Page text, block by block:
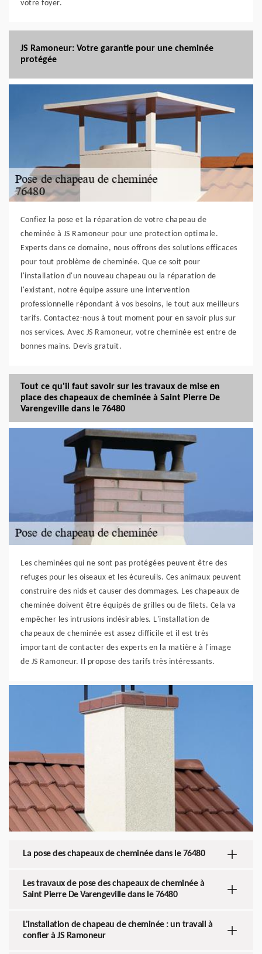
votre foyer.
JS Ramoneur: Votre garantie pour une cheminée
protégée
Confiez la pose et la réparation de votre chapeau de
cheminée à JS Ramoneur pour une protection optimale.
Experts dans ce domaine, nous offrons des solutions efficaces
pour tout problème de cheminée. Que ce soit pour
l'installation d'un nouveau chapeau ou la réparation de
l'existant, notre équipe assure une intervention
professionnelle répondant à vos besoins, le tout aux meilleurs
tarifs. Contactez-nous à tout moment pour en savoir plus sur
nos services. Avec JS Ramoneur, votre cheminée est entre de
bonnes mains. Devis gratuit.
Tout ce qu'il faut savoir sur les travaux de mise en
place des chapeaux de cheminée à Saint Pierre De
Varengeville dans le 76480
Les cheminées qui ne sont pas protégées peuvent être des
refuges pour les oiseaux et les écureuils. Ces animaux peuvent
construire des nids et causer des dommages. Les chapeaux de
cheminée doivent être équipés de grilles ou de filets. Cela va
empêcher les intrusions indésirables. L'installation de
chapeaux de cheminée est assez difficile et il est très
important de contacter des experts en la matière à l'image
de JS Ramoneur. Il propose des tarifs très intéressants.
La pose des chapeaux de cheminée dans le 76480
Les travaux de pose des chapeaux de cheminée à
Saint Pierre De Varengeville dans le 76480
L'installation de chapeau de cheminée : un travail à
confier à JS Ramoneur